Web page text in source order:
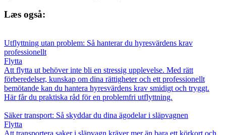
Læs også:
Utflyttning utan problem: Så hanterar du hyresvärdens krav
professionellt
Flytta
Att flytta ut behöver inte bli en stressig upplevelse. Med rätt
förberedelser, kunskap om dina rättigheter och ett professionellt
bemötande kan du hantera hyresvärdens krav smidigt och tryggt.
Här får du praktiska råd för en problemfri utflyttning.
Säker transport: Så skyddar du dina ägodelar i släpvagnen
Flytta
Att transportera saker i släpvagn kräver mer än bara ett körkort och